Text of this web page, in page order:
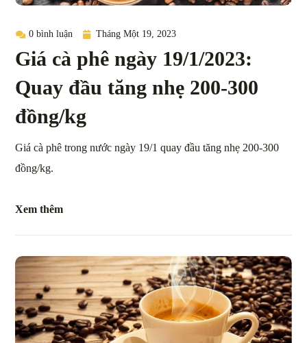
0 bình luận Tháng Một 19, 2023
Giá cà phê ngày 19/1/2023:
Quay đầu tăng nhẹ 200-300
đồng/kg
Giá cà phê trong nước ngày 19/1 quay đầu tăng nhẹ 200-300
đồng/kg.
Xem thêm